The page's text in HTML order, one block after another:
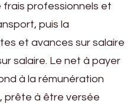
professionnels et
puis la
et avances sur salaire
salaire. Le net à payer
à la rémunération
prête à être versée